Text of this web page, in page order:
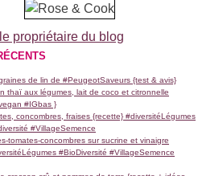
propriétaire du blog
de lin de #PeugeotSaveurs {test & avis}
thaï aux légumes, lait de coco et citronnelle
#IGbas }
concombres, fraises {recette} #diversitéLégumes
#VillageSemence
tomates-concombres sur sucrine et vinaigre
#BioDiversité #VillageSemence